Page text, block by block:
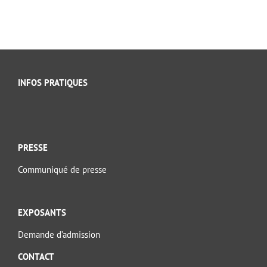
INFOS PRATIQUES
PRESSE
Communiqué de presse
EXPOSANTS
Demande d’admission
CONTACT